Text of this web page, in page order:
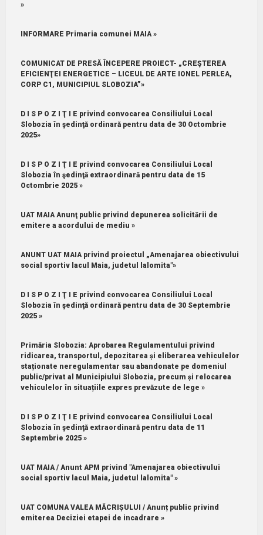
»
INFORMARE Primaria comunei MAIA »
COMUNICAT DE PRESĂ ÎNCEPERE PROIECT- „CREŞTEREA
EFICIENŢEI ENERGETICE – LICEUL DE ARTE IONEL PERLEA,
CORP C1, MUNICIPIUL SLOBOZIA”»
D I S P O Z I Ţ I E privind convocarea Consiliului Local
Slobozia în şedinţă ordinară pentru data de 30 Octombrie
2025»
D I S P O Z I Ţ I E privind convocarea Consiliului Local
Slobozia în şedinţă extraordinară pentru data de 15
Octombrie 2025 »
UAT MAIA Anunţ public privind depunerea solicitării de
emitere a acordului de mediu »
ANUNT UAT MAIA privind proiectul „Amenajarea obiectivului
social sportiv lacul Maia, judetul lalomita"»
D I S P O Z I Ţ I E privind convocarea Consiliului Local
Slobozia în şedinţă ordinară pentru data de 30 Septembrie
2025 »
Primăria Slobozia: Aprobarea Regulamentului privind
ridicarea, transportul, depozitarea și eliberarea vehiculelor
staționate neregulamentar sau abandonate pe domeniul
public/privat al Municipiului Slobozia, precum și relocarea
vehiculelor în situațiile expres prevăzute de lege »
D I S P O Z I Ţ I E privind convocarea Consiliului Local
Slobozia în şedinţă extraordinară pentru data de 11
Septembrie 2025 »
UAT MAIA / Anunt APM privind "Amenajarea obiectivului
social sportiv lacul Maia, judetul lalomita" »
UAT COMUNA VALEA MĂCRIȘULUI / Anunț public privind
emiterea Deciziei etapei de incadrare »